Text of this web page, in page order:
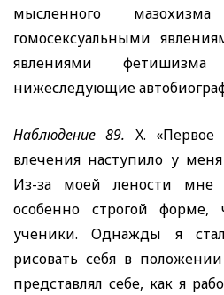
мысленного
гомосексуальными
явлениями
нижеследующие
Наблюдение 89. X. «Первое
влечения наступило у
Из-за моей лености
особенно строгой
ученики. Однажды я
рисовать себя в
представлял себе, как я